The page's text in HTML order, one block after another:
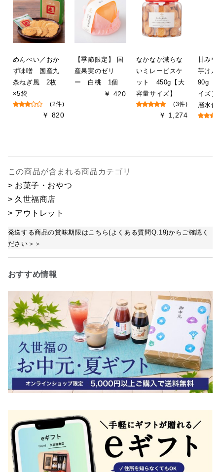
めんべい／おか
ず味噌 国産九
条ねぎ風 2枚
×5袋
(2件)
￥ 820
【季節限定】 国
産果実のゼリ
ー 白桃 1個
￥ 420
なかなか減らな
いミレービスケ
ット 450g【大
容量サイズ】
(3件)
￥ 1,274
甘み
芋け
90g（
イズ）
層水使
この商品が含まれる商品カテゴリ
> お菓子・おやつ
> 久世福商店
> アウトレット
発送する商品の賞味期限はこちら(よくある質問Q.19)からご確認く
ださい＞＞
おすすめ情報